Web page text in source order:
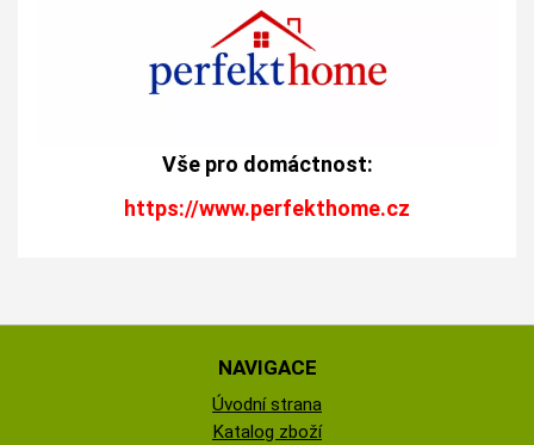
Vše pro domáctnost:
https://www.perfekthome.cz
NAVIGACE
Úvodní strana
Katalog zboží